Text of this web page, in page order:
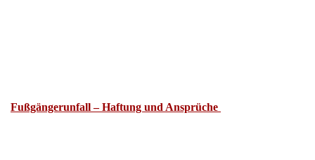
Fußgängerunfall – Haftung und Ansprüche